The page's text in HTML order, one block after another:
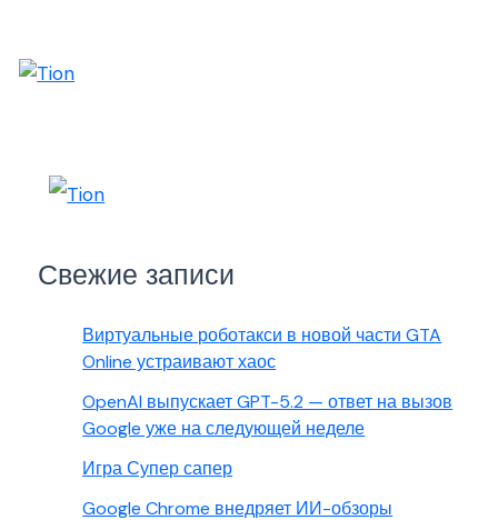
Свежие записи
Виртуальные роботакси в новой части GTA
Online устраивают хаос
OpenAI выпускает GPT-5.2 — ответ на вызов
Google уже на следующей неделе
Игра Супер сапер
Google Chrome внедряет ИИ-обзоры